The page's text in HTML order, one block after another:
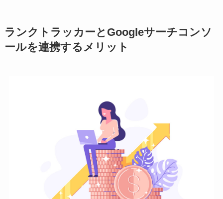
ランクトラッカーとGoogleサーチコンソ
ールを連携するメリット